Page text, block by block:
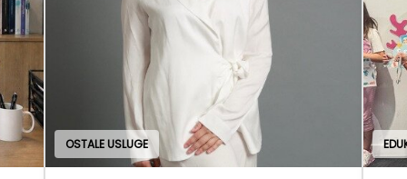
EDUKATIVNE USLUGE